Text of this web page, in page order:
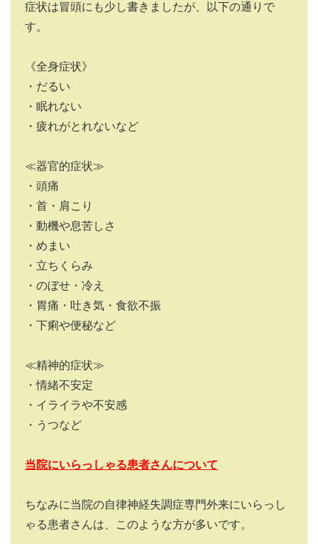
症状は冒頭にも少し書きましたが、以下の通りで
す。
《全身症状》
・だるい
・眠れない
・疲れがとれないなど
≪器官的症状≫
・頭痛
・首・肩こり
・動機や息苦しさ
・めまい
・立ちくらみ
・のぼせ・冷え
・胃痛・吐き気・食欲不振
・下痢や便秘など
≪精神的症状≫
・情緒不安定
・イライラや不安感
・うつなど
当院にいらっしゃる患者さんについて
ちなみに当院の自律神経失調症専門外来にいらっし
ゃる患者さんは、このような方が多いです。